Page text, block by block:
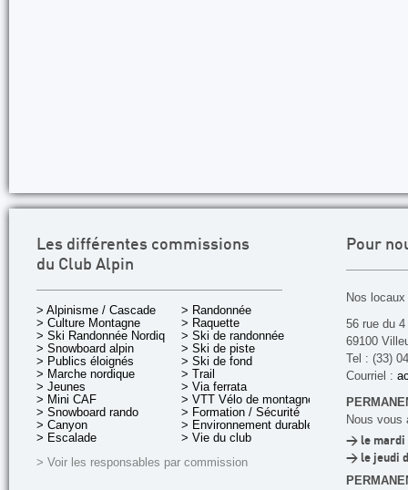
Les différentes commissions
du Club Alpin
> Alpinisme / Cascade
> Culture Montagne
> Ski Randonnée Nordique
> Snowboard alpin
> Publics éloignés
> Marche nordique
> Jeunes
> Mini CAF
> Snowboard rando
> Canyon
> Escalade
> Randonnée
> Raquette
> Ski de randonnée
> Ski de piste
> Ski de fond
> Trail
> Via ferrata
> VTT Vélo de montagne
> Formation / Sécurité
> Environnement durable
> Vie du club
> Voir les responsables par commission
Pour
Nos
56 rue du
69100
Tel : (33)
Courriel :
Nous vous
> le mardi
> le jeudi